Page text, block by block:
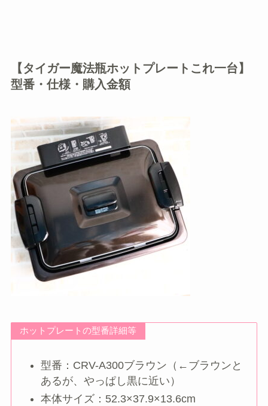
【タイガー魔法瓶ホットプレートこれ一台】
型番・仕様・購入金額
ホットプレートの型番詳細等
型番：CRV-A300ブラウン（←ブラウンと
あるが、やっぱし黒に近い）
本体サイズ：52.3×37.9×13.6cm